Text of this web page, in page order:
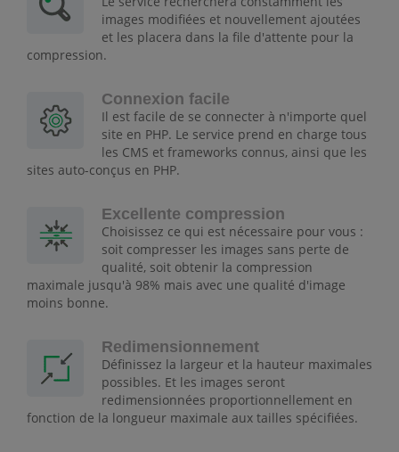
images modifiées et nouvellement ajoutées
et les placera dans la file d'attente pour la
compression.
Connexion facile
Il est facile de se connecter à n'importe quel
site en PHP. Le service prend en charge tous
les CMS et frameworks connus, ainsi que les
sites auto-conçus en PHP.
Excellente compression
Choisissez ce qui est nécessaire pour vous :
soit compresser les images sans perte de
qualité, soit obtenir la compression
maximale jusqu'à 98% mais avec une qualité d'image
moins bonne.
Redimensionnement
Définissez la largeur et la hauteur maximales
possibles. Et les images seront
redimensionnées proportionnellement en
fonction de la longueur maximale aux tailles spécifiées.